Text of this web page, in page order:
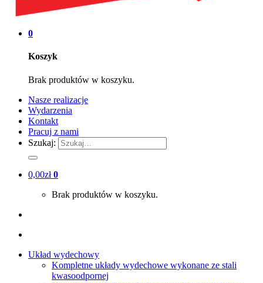
0
Koszyk
Brak produktów w koszyku.
Nasze realizacje
Wydarzenia
Kontakt
Pracuj z nami
Szukaj:
0,00zł 0
Brak produktów w koszyku.
Układ wydechowy
Kompletne układy wydechowe wykonane ze stali
kwasoodpornej